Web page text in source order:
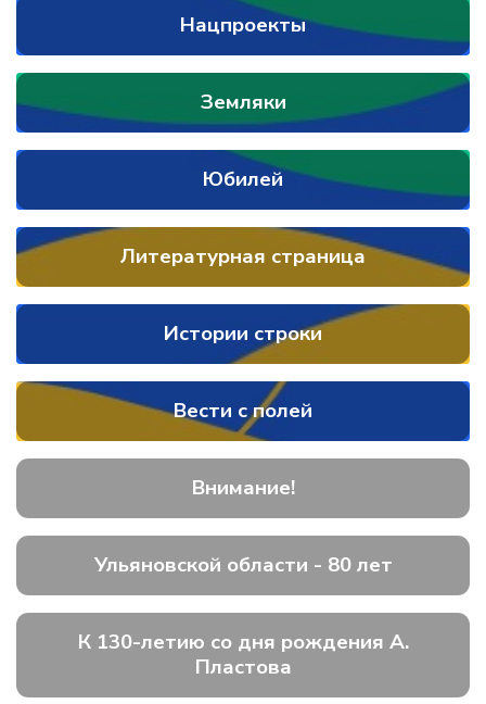
Нацпроекты
Земляки
Юбилей
Литературная страница
Истории строки
Вести с полей
Внимание!
Ульяновской области - 80 лет
К 130-летию со дня рождения А.
Пластова